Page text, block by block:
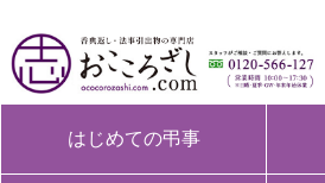
はじめての弔事